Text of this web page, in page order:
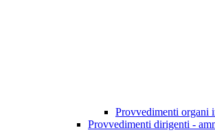
Provvedimenti organi
Provvedimenti dirigenti -